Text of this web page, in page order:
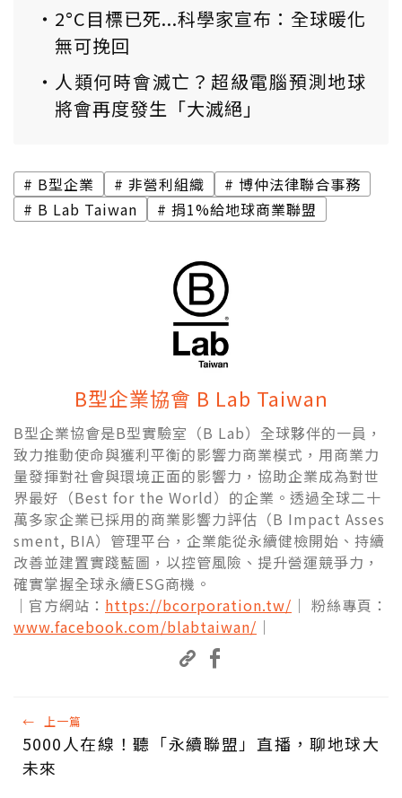
2°C目標已死...科學家宣布：全球暖化
無可挽回
人類何時會滅亡？超級電腦預測地球
將會再度發生「大滅絕」
B型企業 非營利組織
博仲法律聯合事務
B Lab Taiwan
捐1%給地球商業聯盟
B型企業協會 B Lab Taiwan
B型企業協會是B型實驗室（B Lab）全球夥伴的一員，
致力推動使命與獲利平衡的影響力商業模式，用商業力
量發揮對社會與環境正面的影響力，協助企業成為對世
界最好（Best for the World）的企業。透過全球二十
萬多家企業已採用的商業影響力評估（B Impact Asses
sment, BIA）管理平台，企業能從永續健檢開始、持續
改善並建置實踐藍圖，以控管風險、提升營運競爭力，
確實掌握全球永續ESG商機。
｜官方網站： https://bcorporation.tw/ ｜ 粉絲專頁：
www.facebook.com/blabtaiwan/ ｜
← 上一篇
5000人在線！聽「永續聯盟」直播，聊地球大
未來